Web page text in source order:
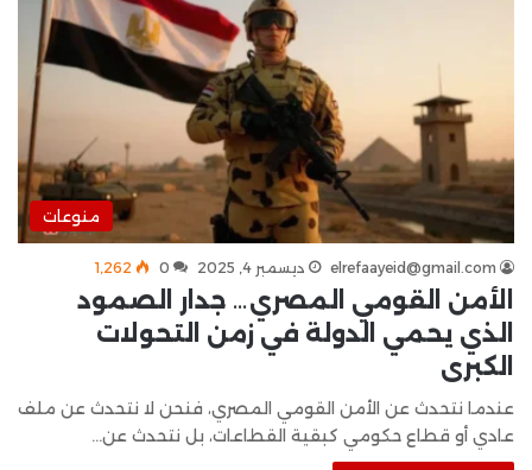
منوعات
elrefaayeid@gmail.com ديسمبر 4, 2025 0 1٬262
الأمن القومي المصري… جدار الصمود
الذي يحمي الدولة في زمن التحولات
الكبرى
عندما نتحدث عن الأمن القومي المصري، فنحن لا نتحدث عن ملف
عادي أو قطاع حكومي كبقية القطاعات، بل نتحدث عن…